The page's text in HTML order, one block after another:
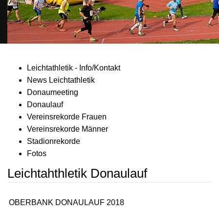
Leichtathletik - Info/Kontakt
News Leichtathletik
Donaumeeting
Donaulauf
Vereinsrekorde Frauen
Vereinsrekorde Männer
Stadionrekorde
Fotos
Leichtahthletik Donaulauf
OBERBANK DONAULAUF 2018